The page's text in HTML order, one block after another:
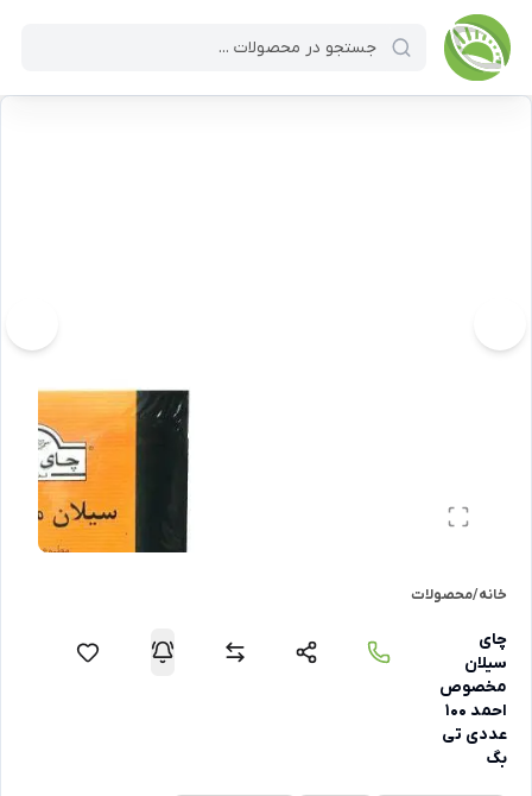
خانه/محصولات
چای
سیلان
مخصوص
احمد 100
عددی تی
بگ